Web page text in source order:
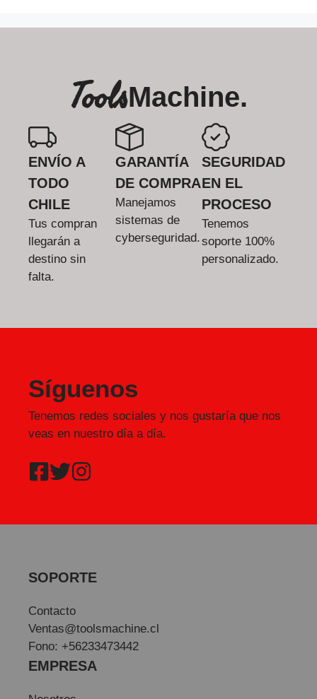
ToolsMachine.
ENVÍO A
TODO
CHILE
Tus compran
llegarán a
destino sin
falta.
GARANTÍA
DE COMPRA
Manejamos
sistemas de
cyberseguridad.
SEGURIDAD
EN EL
PROCESO
Tenemos
soporte 100%
personalizado.
Síguenos
Tenemos redes sociales y nos gustaría que nos
veas en nuestro día a día.
SOPORTE
Contacto
Ventas@toolsmachine.cl
Fono: +56233473442
EMPRESA